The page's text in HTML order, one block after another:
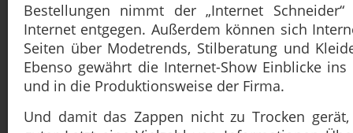
Bestellungen nimmt der „Internet
Internet entgegen. Außerdem können sich
Seiten über Modetrends, Stilberatung und
Ebenso gewährt die Internet-Show Einblicke
und in die Produktionsweise der Firma.
Und damit das Zappen nicht zu Trocken